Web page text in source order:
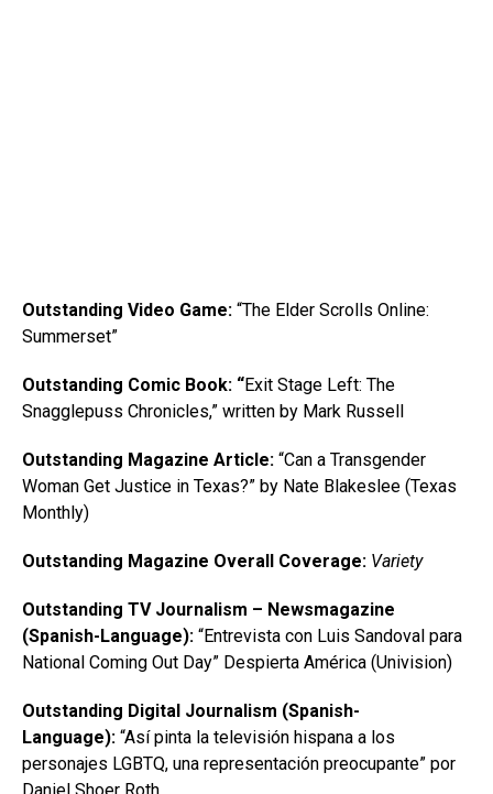
Outstanding Video Game: “The Elder Scrolls Online:
Summerset”
Outstanding Comic Book: “Exit Stage Left: The
Snagglepuss Chronicles,” written by Mark Russell
Outstanding Magazine Article: “Can a Transgender
Woman Get Justice in Texas?” by Nate Blakeslee (Texas
Monthly)
Outstanding Magazine Overall Coverage: Variety
Outstanding TV Journalism – Newsmagazine
(Spanish-Language): “Entrevista con Luis Sandoval para
National Coming Out Day” Despierta América (Univision)
Outstanding Digital Journalism (Spanish-
Language): “Así pinta la televisión hispana a los
personajes LGBTQ, una representación preocupante” por